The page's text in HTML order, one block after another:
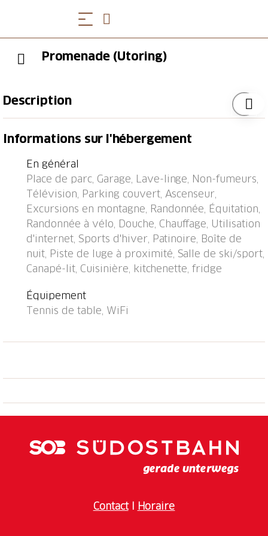
Promenade (Utoring)
Description
localité, à 500 m du centre, situation tranquille.
kiosque, ascenseur, local pour les skis, chauffage
central, lave-linge (en commun). Accès en voiture
jusqu'à la maison (route de montagne). En hiver,
merci de prévoir des chaînes, en hiver 4x4
recommandé. Place de parking (nombre de places
limité, en sus) près de la maison, garage en commun
(en sus), parking public couvert à 800 m. Magasins
500 m, arrêt de bus "Arosa, Rathaus" 400 m, gare
ferroviaire "Arosa" 1 km. Remontées mécaniques,
pistes de ski. Piste de luge 500 m. Service de
livraison disponible. Jolis sentiers de randonnée au
5.00 CHF / jour, place de parking couverte 8.00 CHF /
Informations sur l'hébergement
En général
Place de parc, Garage, Lave-linge, Non-fumeurs,
Télévision, Parking couvert, Ascenseur,
Excursions en montagne, Randonnée, Équitation,
Randonnée à vélo, Douche, Chauffage, Utilisation
d'internet, Sports d'hiver, Patinoire, Boîte de
nuit, Piste de luge à proximité, Salle de ski/sport,
Canapé-lit, Cuisinière, kitchenette, fridge
Équipement
Tennis de table, WiFi
ContactI Horaire